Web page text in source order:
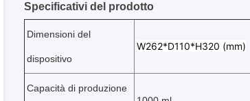
Specificativi del prodotto
Dimensioni del
dispositivo
W262*D110*H320 (mm)
Capacità di produzione